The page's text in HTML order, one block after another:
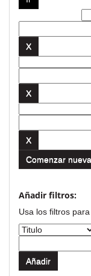
Comenzar
Añadir filtros:
Usa los filtros